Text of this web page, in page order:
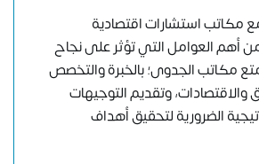
مكاتب استشارات اقتصادية
أهم العوامل التي تؤثر علىنجاح
مكاتب الجدوى؛ بالخبرة والتخصص
وتقديم التوجيهات
الضرورية لتحقيق أهداف